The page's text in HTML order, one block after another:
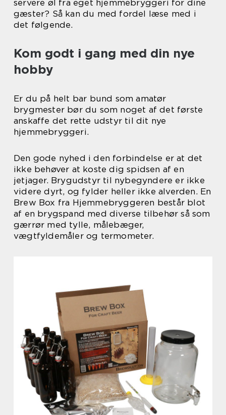
servere øl fra eget hjemmebryggeri for dine
gæster? Så kan du med fordel læse med i
det følgende.
Kom godt i gang med din nye
hobby
Er du på helt bar bund som amatør
brygmester bør du som noget af det første
anskaffe det rette udstyr til dit nye
hjemmebryggeri.
Den gode nyhed i den forbindelse er at det
ikke behøver at koste dig spidsen af en
jetjager. Brygudstyr til nybegyndere er ikke
videre dyrt, og fylder heller ikke alverden. En
Brew Box fra Hjemmebryggeren består blot
af en brygspand med diverse tilbehør så som
gærrør med tylle, målebæger,
vægtfyldemåler og termometer.